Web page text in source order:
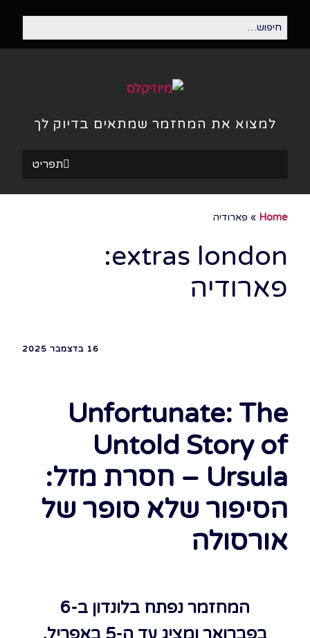
למצוא את המחזמר שמתאים בדיוק לך
תפריט
Home
» פארודיה
extras london:
פארודיה
16 בדצמבר 2025
Unfortunate: The
Untold Story of
Ursula – חסרת מזל:
הסיפור שלא סופר של
אורסולה
המחזמר נפתח בלונדון ב-6